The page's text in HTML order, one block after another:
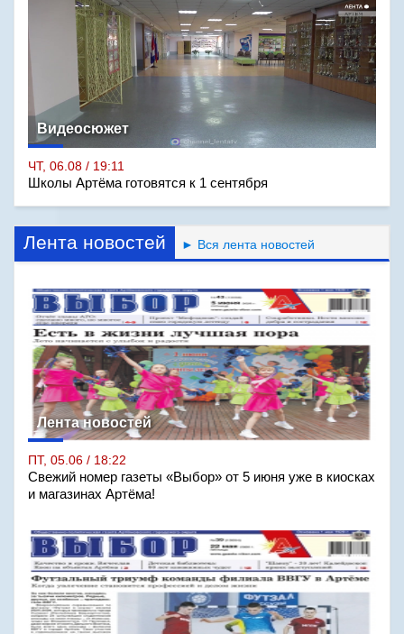
Видеосюжет
ЧТ, 06.08 / 19:11
Школы Артёма готовятся к 1 сентября
Лента новостей ► Вся лента новостей
Лента новостей
ПТ, 05.06 / 18:22
Свежий номер газеты «Выбор» от 5 июня уже в киосках
и магазинах Артёма!